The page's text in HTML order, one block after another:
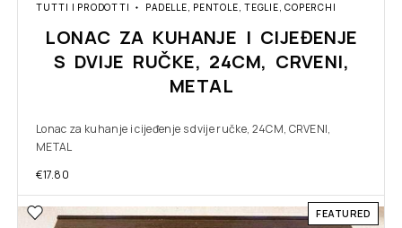
TUTTI I PRODOTTI PADELLE, PENTOLE, TEGLIE, COPERCHI
LONAC ZA KUHANJE I CIJEĐENJE
S DVIJE RUČKE, 24CM, CRVENI,
METAL
Lonac za kuhanje i cijeđenje s dvije ručke, 24CM, CRVENI,
METAL
€17.80
FEATURED